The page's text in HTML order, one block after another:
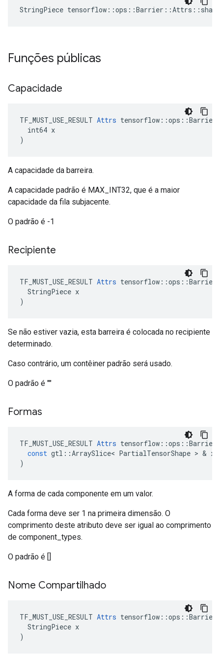
StringPiece
Funções públicas
Capacidade
TF_MUST_USE_RESULT Attrs
  int64 x
)
A capacidade da barreira.
A capacidade padrão é MAX_INT32, que é a maior
capacidade da fila subjacente.
O padrão é -1
Recipiente
TF_MUST_USE_RESULT Attrs
  StringPiece x
)
Se não estiver vazia, esta barreira é colocada no recipiente
determinado.
Caso contrário, um contêiner padrão será usado.
O padrão é ""
Formas
TF_MUST_USE_RESULT Attrs tensorflow ::ops ::Barrier
const gtl ::ArraySlice< PartialTensorShape > & x
)
A forma de cada componente em um valor.
Cada forma deve ser 1 na primeira dimensão. O
comprimento deste atributo deve ser igual ao comprimento
de component_types.
O padrão é []
Nome Compartilhado
TF_MUST_USE_RESULT Attrs
  StringPiece x
)